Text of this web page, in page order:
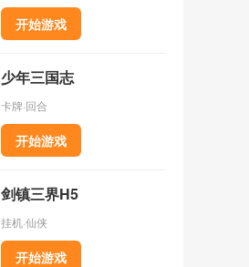
开始游戏
少年三国志
卡牌·回合
开始游戏
剑镇三界H5
挂机·仙侠
开始游戏